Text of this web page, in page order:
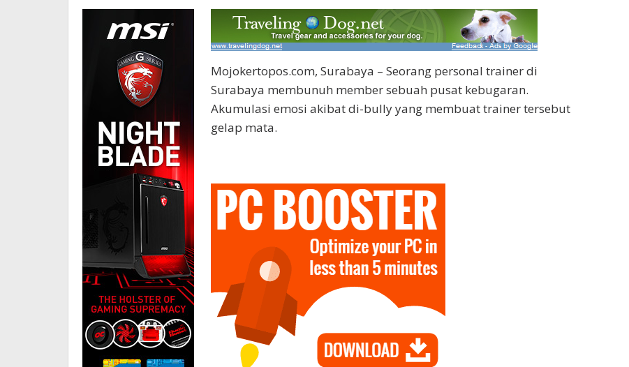
Mojokertopos.com, Surabaya – Seorang personal trainer di
Surabaya membunuh member sebuah pusat kebugaran.
Akumulasi emosi akibat di-bully yang membuat trainer tersebut
gelap mata.